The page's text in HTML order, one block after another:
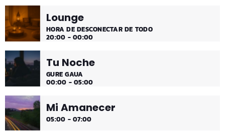
Lounge
HORA DE DESCONECTAR DE TODO
20:00 - 00:00
Tu Noche
GURE GAUA
00:00 - 05:00
Mi Amanecer
05:00 - 07:00